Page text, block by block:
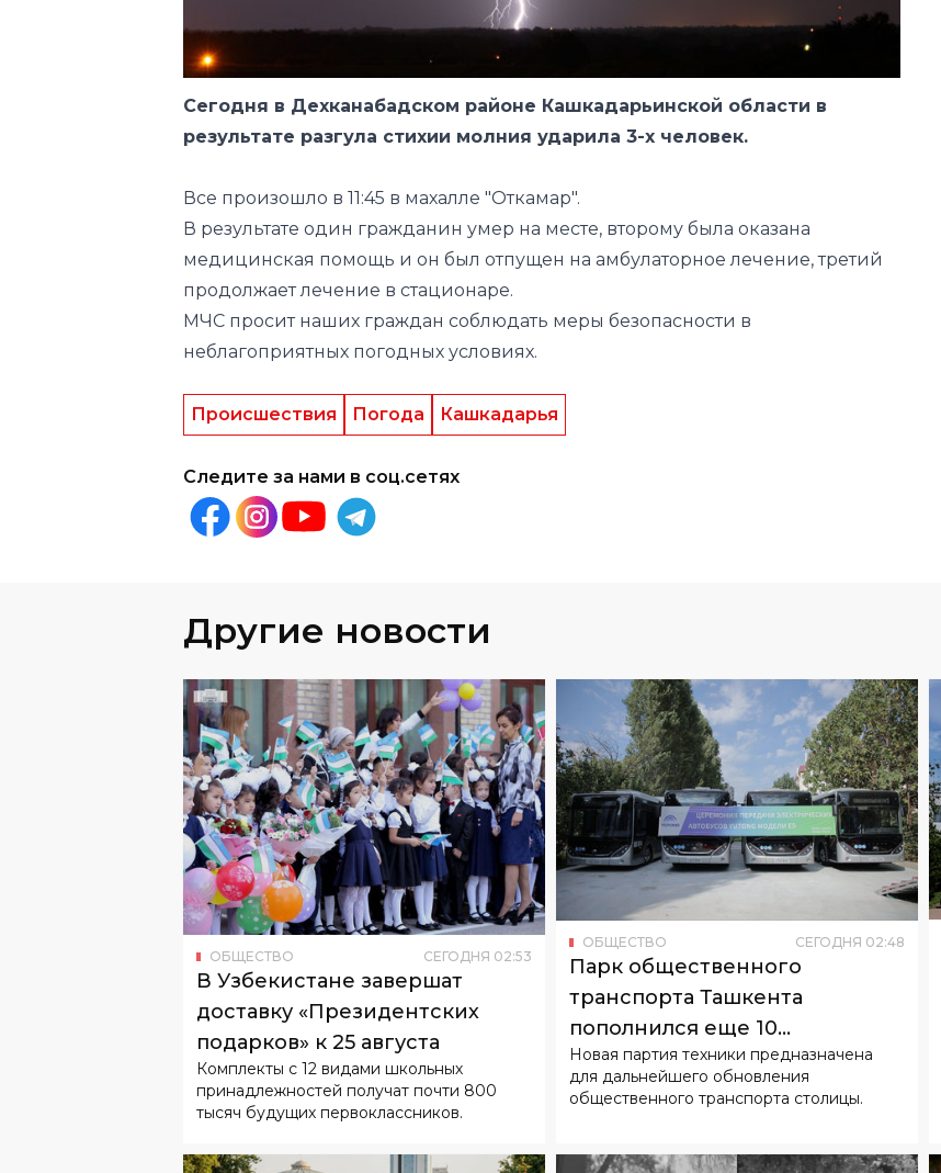
Сегодня в Дехканабадском районе Кашкадарьинской области в
результате разгула стихии молния ударила 3-х человек.
Все произошло в 11:45 в махалле "Откамар".
В результате один гражданин умер на месте, второму была оказана
медицинская помощь и он был отпущен на амбулаторное лечение, третий
продолжает лечение в стационаре.
МЧС просит наших граждан соблюдать меры безопасности в
неблагоприятных погодных условиях.
Происшествия Погода Кашкадарья
Следите за нами в соц.сетях
Другие новости
ОБЩЕСТВО СЕГОДНЯ 02:53
В Узбекистане завершат
доставку «Президентских
подарков» к 25 августа
Комплекты с 12 видами школьных
принадлежностей получат почти 800
тысяч будущих первоклассников.
ОБЩЕСТВО СЕГОДНЯ 02:48
Парк общественного
транспорта Ташкента
пополнился еще 10
китайскими электробусами
Новая партия техники предназначена
для дальнейшего обновления
общественного транспорта столицы.